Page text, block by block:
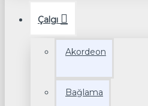
Çalgı
Akordeon
Bağlama